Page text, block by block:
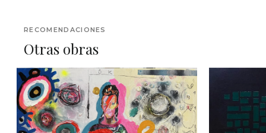
RECOMENDACIONES
Otras obras